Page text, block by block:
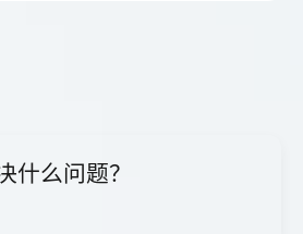
什么问题？